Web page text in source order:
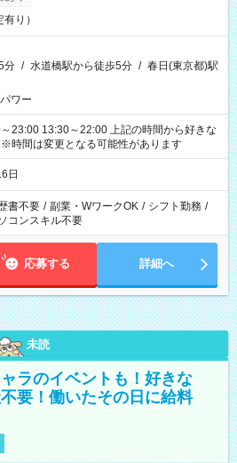
り）
分 / 水道橋駅から徒歩5分 / 春日(東京都)駅
ワー
～22:00 上記の時間から好きな
時間は変更となる可能性があります
日
書不要 / 副業・WワークOK / シフト勤務 /
コンスキル不要
応募する 詳細へ
未読
ラのイベントも！好きな
要！働いたその日に給料